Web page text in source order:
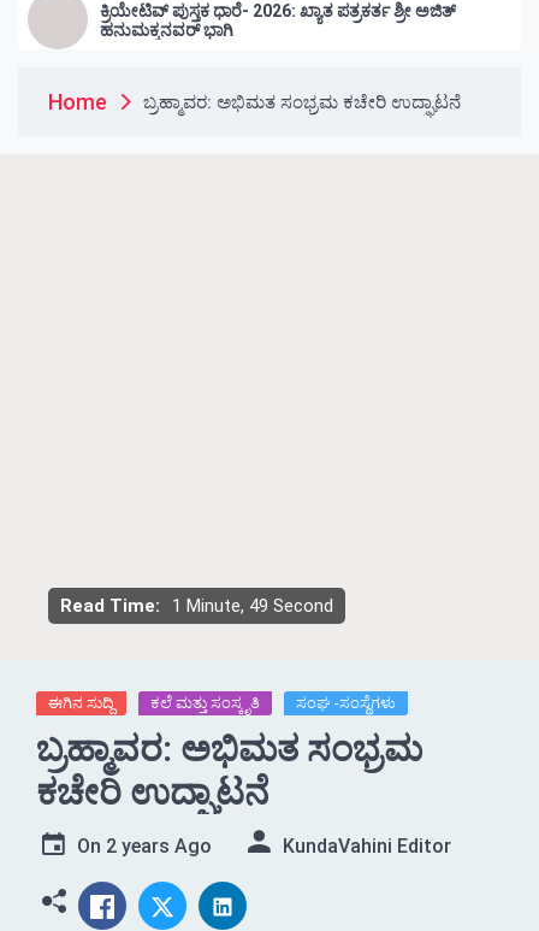
ಕ್ರಿಯೇಟಿವ್ ಪುಸ್ತಕ ಧಾರೆ- 2026: ಖ್ಯಾತ ಪತ್ರಕರ್ತ ಶ್ರೀ ಅಜಿತ್
ಹನುಮಕ್ಕನವರ್ ಭಾಗಿ
Home ಬ್ರಹ್ಮಾವರ: ಅಭಿಮತ ಸಂಭ್ರಮ ಕಚೇರಿ ಉದ್ಘಾಟನೆ
Read Time: 1 Minute, 49 Second
ಈಗಿನ ಸುದ್ದಿ ಕಲೆ ಮತ್ತು ಸಂಸ್ಕೃತಿ ಸಂಘ -ಸಂಸ್ಥೆಗಳು
ಬ್ರಹ್ಮಾವರ: ಅಭಿಮತ ಸಂಭ್ರಮ
ಕಚೇರಿ ಉದ್ಘಾಟನೆ
On 2 years Ago KundaVahini Editor